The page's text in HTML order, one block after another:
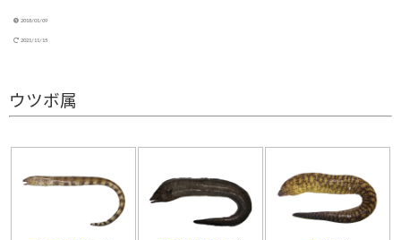
2018/01/09
2021/11/15
ウツボ属